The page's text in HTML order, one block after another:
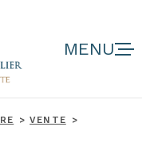
VENTE